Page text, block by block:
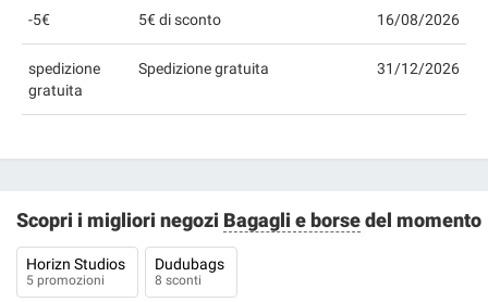
-5€ 5€ di sconto 16/08/2026
spedizione
gratuita
Spedizione gratuita 31/12/2026
Scopri i migliori negozi Bagagli e borsedel momento
Horizn Studios
5 promozioni
Dudubags
8 sconti